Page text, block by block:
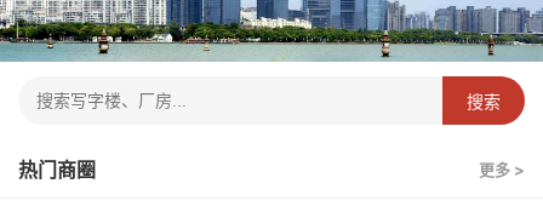
搜索
热门商圈 更多 >